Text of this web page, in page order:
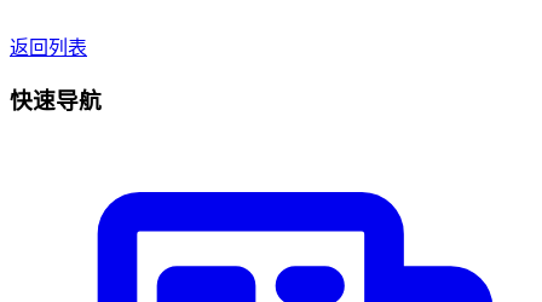
返回列表
快速导航